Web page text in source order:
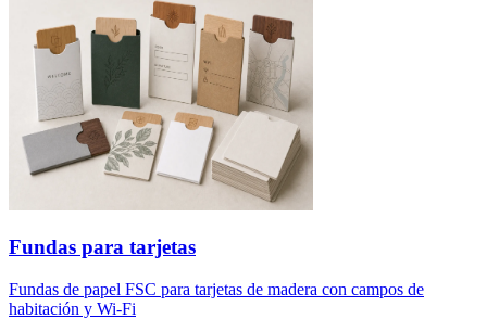
Fundas para tarjetas
Fundas de papel FSC para tarjetas de madera con campos de
habitación y Wi-Fi